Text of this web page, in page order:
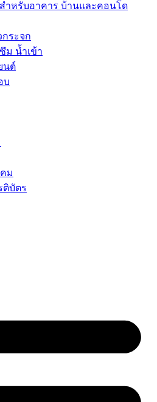
ำหรับอาคาร บ้านและคอนโด
ระจก
ม น้ำเข้า
นต์
บ
ม
ติบัตร